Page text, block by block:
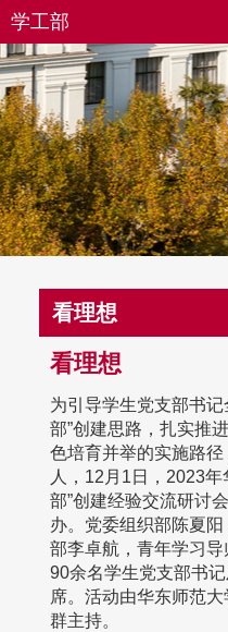
学工部
看理想
看理想
为引导学生党支部书
部”创建思路，扎实推
色培育并举的实施路
人，12月1日，2023
部”创建经验交流研讨
办。党委组织部陈夏
部李卓航，青年学习导
90余名学生党支部书
席。活动由华东师范
群主持。